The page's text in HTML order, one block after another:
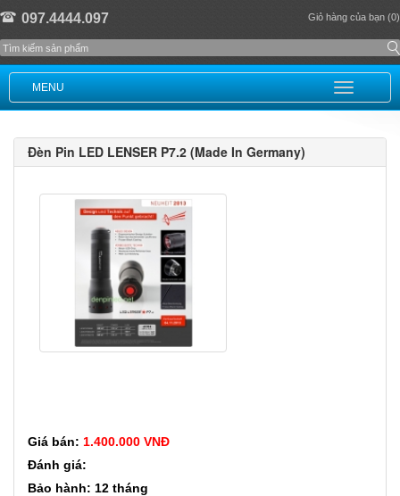
097.4444.097 Giỏ hàng của bạn (0)
MENU
Đèn Pin LED LENSER P7.2 (Made In Germany)
Giá bán: 1.400.000 VNĐ
Đánh giá:
Bảo hành: 12 tháng